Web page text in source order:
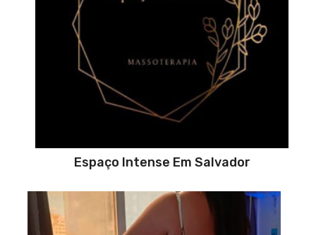
Espaço Intense Em Salvador